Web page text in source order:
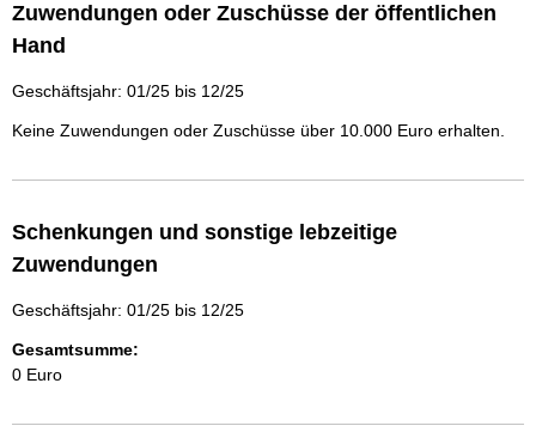
Zuwendungen oder Zuschüsse der öffentlichen
Hand
Geschäftsjahr: 01/25 bis 12/25
Keine Zuwendungen oder Zuschüsse über 10.000 Euro erhalten.
Schenkungen und sonstige lebzeitige
Zuwendungen
Geschäftsjahr: 01/25 bis 12/25
Gesamtsumme:
0 Euro